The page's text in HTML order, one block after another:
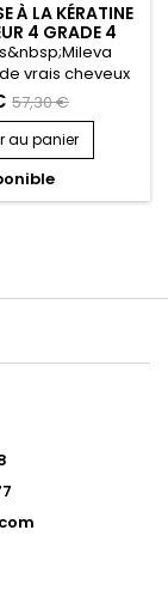
À LA KÉRATINE
4 GRADE 4
DE 50)
vrais cheveux
qui se
dans votre
son
ils sont 100%
Le cheveu est
57,30 €
au panier